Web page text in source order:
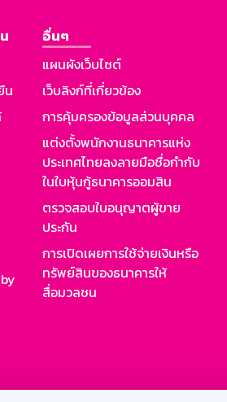
น
อื่นๆ
แผนผังเว็บไซต์
เว็บลิงก์ที่เกี่ยวข้อง
การคุ้มครองข้อมูลส่วนบุคคล
แต่งตั้งพนักงานธนาคารแห่ง
ประเทศไทยลงลายมือชื่อกำกับ
ในใบหุ้นกู้ธนาคารออมสิน
ตรวจสอบใบอนุญาตผู้ขาย
ประกัน
การเปิดเผยการใช้จ่ายเงินหรือ
ทรัพย์สินของธนาคารให้
สื่อมวลชน